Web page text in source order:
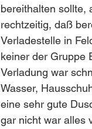
bereithalten sollte,
rechtzeitig, daß
Verladestelle in
keiner der Gruppe
Verladung war
Wasser,
eine sehr gute
gar nicht war alles